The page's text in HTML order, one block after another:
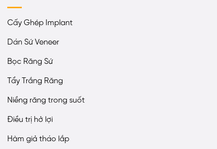
Cấy Ghép Implant
Dán Sứ Veneer
Bọc Răng Sứ
Tẩy Trắng Răng
Niềng răng trong suốt
Điều trị hở lợi
Hàm giả tháo lắp